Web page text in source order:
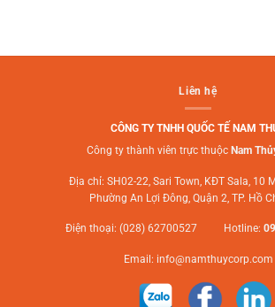
Liên hệ
CÔNG TY TNHH QUỐC TẾ NAM
Công ty thành viên trực thuộc Nam
Địa chỉ: SH02-22, Sari Town, KĐT Sala, 10
Phường An Lợi Đông, Quận 2, TP. Hồ
Điện thoại: (028) 62700527 Hotline:
Email: info@namthuycorp.com